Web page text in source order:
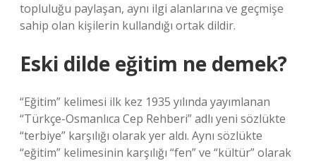
topluluğu paylaşan, aynı ilgi alanlarına ve geçmişe
sahip olan kişilerin kullandığı ortak dildir.
Eski dilde eğitim ne demek?
“Eğitim” kelimesi ilk kez 1935 yılında yayımlanan
“Türkçe-Osmanlıca Cep Rehberi” adlı yeni sözlükte
“terbiye” karşılığı olarak yer aldı. Aynı sözlükte
“eğitim” kelimesinin karşılığı “fen” ve “kültür” olarak